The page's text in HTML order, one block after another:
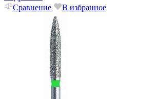
Сравнение
В избранное